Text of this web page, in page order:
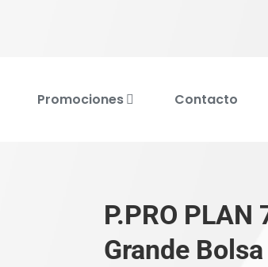
Promociones Contacto
P.PRO
Grande